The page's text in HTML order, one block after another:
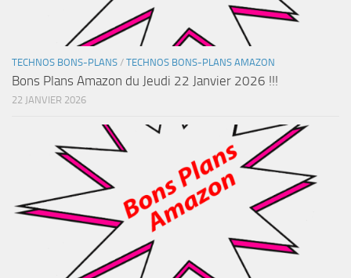
TECHNOS BONS-PLANS / TECHNOS BONS-PLANS AMAZON
Bons Plans Amazon du Jeudi 22 Janvier 2026 !!!
22 JANVIER 2026